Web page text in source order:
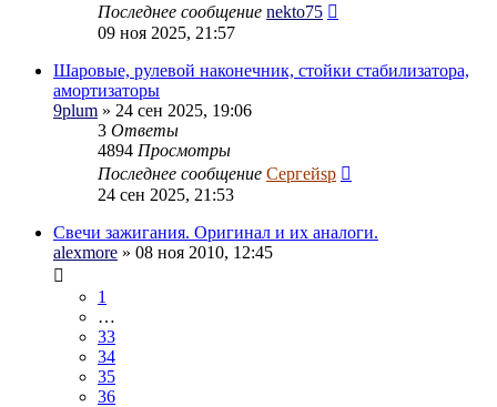
Последнее сообщение nekto75
09 ноя 2025, 21:57
Шаровые, рулевой наконечник, стойки стабилизатора,
амортизаторы
9plum » 24 сен 2025, 19:06
3 Ответы
4894 Просмотры
Последнее сообщение Сергейsp
24 сен 2025, 21:53
Свечи зажигания. Оригинал и их аналоги.
alexmore » 08 ноя 2010, 12:45
1
…
33
34
35
36